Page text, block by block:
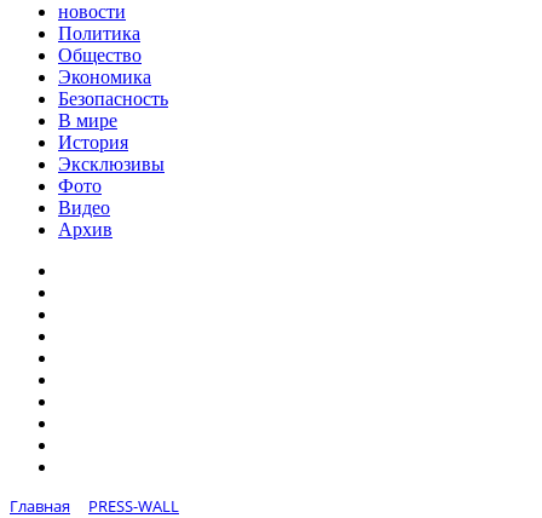
новости
Политика
Общество
Экономика
Безопасность
В мире
История
Эксклюзивы
Фото
Видео
Архив
Главная
PRESS-WALL